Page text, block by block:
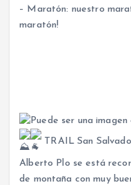
– Maratón: nuestro
maratón!
TRAIL San
Alberto Plo se está
de montaña con muy